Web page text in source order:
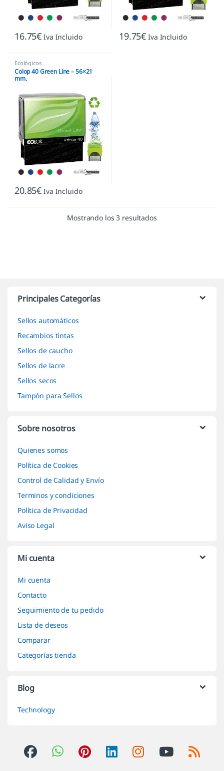
16.75€ Iva Incluido 19.75€ Iva Incluido
Ecológicos
Colop 40 Green Line – 56×21
mm.
20.85€ Iva Incluido
Mostrando los 3 resultados
Principales Categorías
Sellos automáticos
Recambios tintas
Sellos de caucho
Sellos de lacre
Sellos secos
Tampón para Sellos
Sobre nosotros
Quienes somos
Política de Cookies
Control de Calidad y Envío
Terminos y condiciones
Política de Privacidad
Aviso Legal
Mi cuenta
Mi cuenta
Contacto
Seguimiento de tu pedido
Lista de deseos
Comparar
Categorías tienda
Blog
Technology